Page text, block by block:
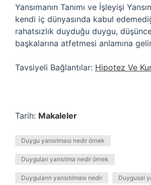
Yansımanın Tanımı ve İşleyişi
kendi iç dünyasında kabul
rahatsızlık duyduğu duygu,
başkalarına atfetmesi anlamına
Tavsiyeli Bağlantılar: Hipotez Ve
Tarih: Makaleler
Duygu yansıtması nedir örnek
Duyguları yansıtma nedir örnek
Duyguların yansıtılması nedir Duygusal